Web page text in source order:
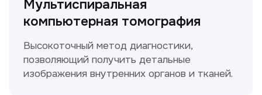
Диагностика и лечение заболеваний
ЛОР-врач